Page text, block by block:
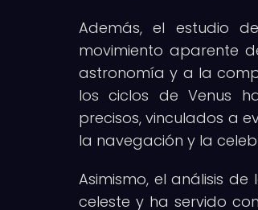
Además, el estudio
movimiento aparente
astronomía y a la
los ciclos de Venus
precisos, vinculados a
la navegación y la
Asimismo, el análisis
celeste y ha servido